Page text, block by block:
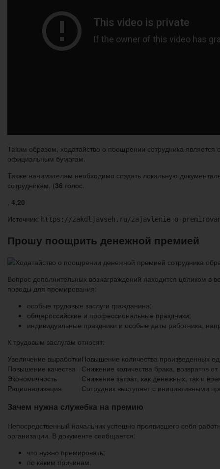
Таким образом, ходатайство о поощрении сотрудника
официальным бумагам.
Также нанимателям необходимо создать локальную
сотрудникам. (36 голос.
4,20
Источник: https://zakdljavseh.ru/zajavlenie-o-
Прошу поощрить денежной премией
Вопрос дополнительных вознаграждений находится целиком в
поводы для премирования:
особые трудовые заслуги гражданина;
общероссийские и профессиональные праздники;
индивидуальные праздники и особые даты работника,
К трудовым заслугам относят:
Увеличение выработкиПовышение количества произведенных
Повышение качества
Снижение количества брака, возвратов
Экономичность
Снижение затрат, как денежных, так и
Рационализация
Сотрудник выступает с инициативными
Зачем нужна служебка на премию
Непосредственный начальник успешно проявившего себя
организации. В документе сообщается:
что нужно премировать;
по каким причинам.